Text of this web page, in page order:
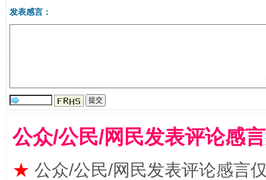
揭批美国五大"原罪" "炒
发表感言：
公众/公民/网民发表评论感
★ 公众/公民/网民发表评论感言